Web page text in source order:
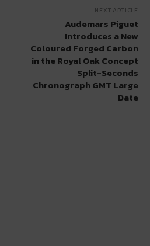
NEXT ARTICLE
Audemars Piguet
Introduces a New
Coloured Forged Carbon
in the Royal Oak Concept
Split-Seconds
Chronograph GMT Large
Date